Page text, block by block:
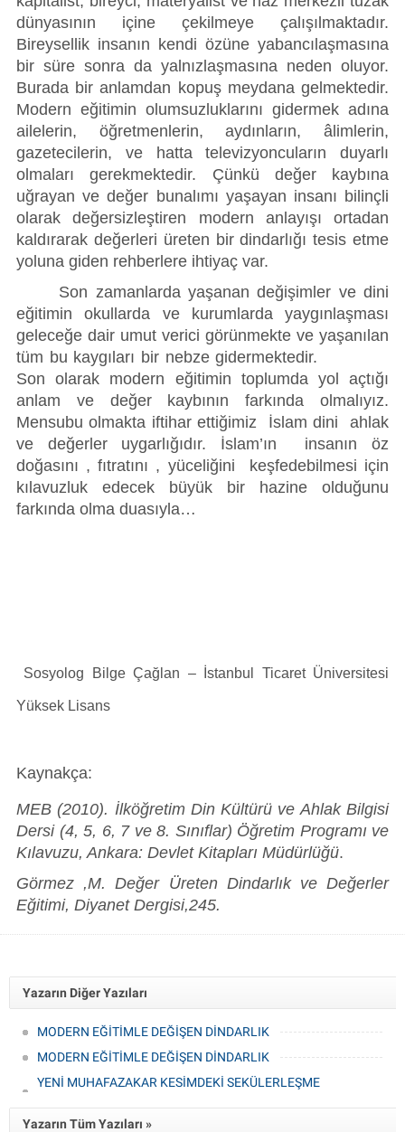
dünyasının içine çekilmeye çalışılmaktadır.
Bireysellik insanın kendi özüne yabancılaşmasına
bir süre sonra da yalnızlaşmasına neden oluyor.
Burada bir anlamdan kopuş meydana gelmektedir.
Modern eğitimin olumsuzluklarını gidermek adına
ailelerin, öğretmenlerin, aydınların, âlimlerin,
gazetecilerin, ve hatta televizyoncuların duyarlı
olmaları gerekmektedir. Çünkü değer kaybına
uğrayan ve değer bunalımı yaşayan insanı bilinçli
olarak değersizleştiren modern anlayışı ortadan
kaldırarak değerleri üreten bir dindarlığı tesis etme
yoluna giden rehberlere ihtiyaç var.
Son zamanlarda yaşanan değişimler ve dini
eğitimin okullarda ve kurumlarda yaygınlaşması
geleceğe dair umut verici görünmekte ve yaşanılan
tüm bu kaygıları bir nebze gidermektedir.
Son olarak modern eğitimin toplumda yol açtığı
anlam ve değer kaybının farkında olmalıyız.
Mensubu olmakta iftihar ettiğimiz İslam dini ahlak
ve değerler uygarlığıdır. İslam’ın insanın öz
doğasını , fıtratını , yüceliğini keşfedebilmesi için
kılavuzluk edecek büyük bir hazine olduğunu
farkında olma duasıyla…
Sosyolog Bilge Çağlan – İstanbul Ticaret Üniversitesi
Yüksek Lisans
Kaynakça:
MEB (2010). İlköğretim Din Kültürü ve Ahlak Bilgisi
Dersi (4, 5, 6, 7 ve 8. Sınıflar) Öğretim Programı ve
Kılavuzu, Ankara: Devlet Kitapları Müdürlüğü.
Görmez ,M. Değer Üreten Dindarlık ve Değerler
Eğitimi, Diyanet Dergisi,245.
Yazarın Diğer Yazıları
MODERN EĞİTİMLE DEĞİŞEN DİNDARLIK
MODERN EĞİTİMLE DEĞİŞEN DİNDARLIK
YENİ MUHAFAZAKAR KESİMDEKİ SEKÜLERLEŞME
Yazarın Tüm Yazıları »